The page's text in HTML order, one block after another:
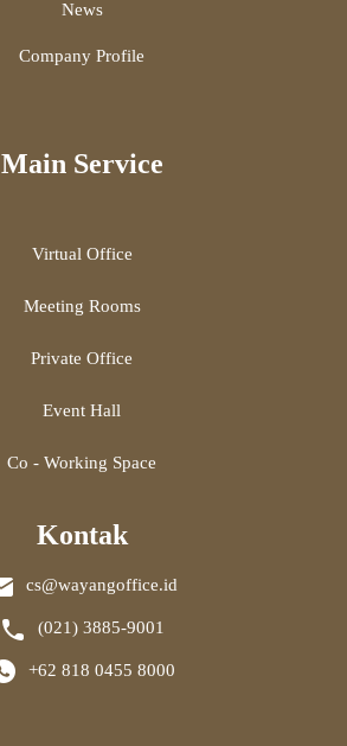
News
Company Profile
Main Service
Virtual Office
Meeting Rooms
Private Office
Event Hall
Co - Working Space
Kontak
cs@wayangoffice.id
(021) 3885-9001
+62 818 0455 8000